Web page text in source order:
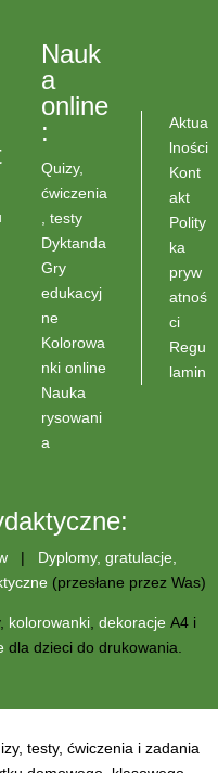
Nauk
a
online
:
Quizy,
ćwiczenia
, testy
Dyktanda
Gry
edukacyj
ne
Kolorowa
nki online
Nauka
rysowani
a
Aktua
lności
Kont
akt
Polity
ka
pryw
atnoś
ci
Regu
lamin
| Dyplomy, gratulacje,
(przesłane przez Was)
kolorowanki ,dekoracje A4 i
dla dzieci do drukowania.
testy, ćwiczenia i zadania